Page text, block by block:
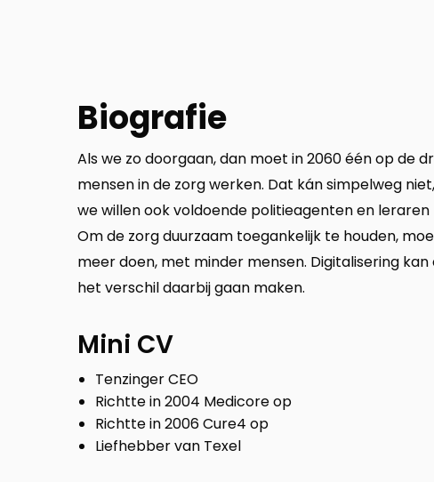
Biografie
Als we zo doorgaan, dan moet in 2060 één op de
mensen in de zorg werken. Dat kán simpelweg
we willen ook voldoende politieagenten en leraren
Om de zorg duurzaam toegankelijk te houden,
meer doen, met minder mensen. Digitalisering
het verschil daarbij gaan maken.
Mini CV
Tenzinger CEO
Richtte in 2004 Medicore op
Richtte in 2006 Cure4 op
Liefhebber van Texel